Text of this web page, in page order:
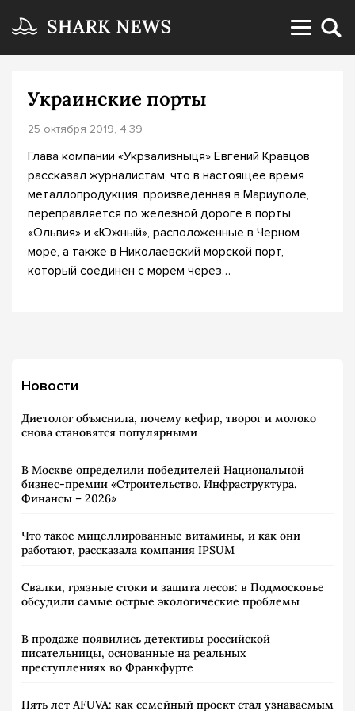
Украинские порты
25 октября 2019, 4:39
Глава компании «Укрзализныця» Евгений Кравцов
рассказал журналистам, что в настоящее время
металлопродукция, произведенная в Мариуполе,
переправляется по железной дороге в порты
«Ольвия» и «Южный», расположенные в Черном
море, а также в Николаевский морской порт,
который соединен с морем через…
Новости
Диетолог объяснила, почему кефир, творог и молоко
снова становятся популярными
В Москве определили победителей Национальной
бизнес-премии «Строительство. Инфраструктура.
Финансы – 2026»
Что такое мицеллированные витамины, и как они
работают, рассказала компания IPSUM
Свалки, грязные стоки и защита лесов: в Подмосковье
обсудили самые острые экологические проблемы
В продаже появились детективы российской
писательницы, основанные на реальных
преступлениях во Франкфурте
Пять лет AFUVA: как семейный проект стал узнаваемым